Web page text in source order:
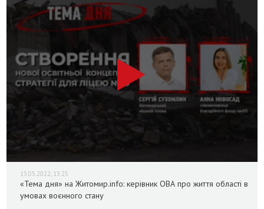
13.05.2022, 13:25
«Тема дня» на Житомир.info: керівник ОВА про життя області в
умовах воєнного стану